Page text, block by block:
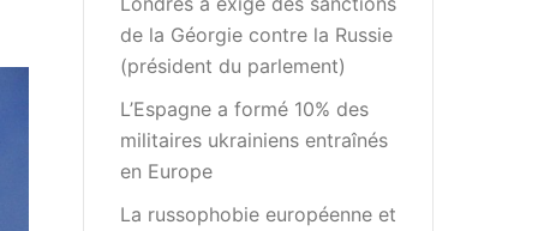
de la Géorgie contre la Russie
(président du parlement)
L’Espagne a formé 10% des
militaires ukrainiens entraînés
en Europe
La russophobie européenne et